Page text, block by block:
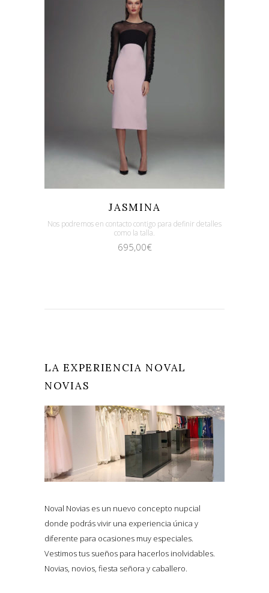
JASMINA
Nos podremos en contacto contigo para definir detalles
como la talla.
695,00€
LA EXPERIENCIA NOVAL
NOVIAS
Noval Novias es un nuevo concepto nupcial
donde podrás vivir una experiencia única y
diferente para ocasiones muy especiales.
Vestimos tus sueños para hacerlos inolvidables.
Novias, novios, fiesta señora y caballero.